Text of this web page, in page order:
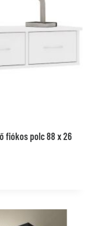
fiókos polc 88 x 26
Ft.